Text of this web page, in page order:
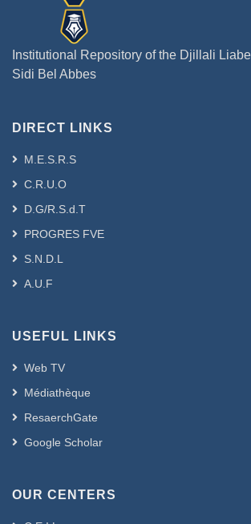
Institutional Repository of the Djillali
Sidi Bel Abbes
DIRECT LINKS
M.E.S.R.S
C.R.U.O
D.G/R.S.d.T
PROGRES FVE
S.N.D.L
A.U.F
USEFUL LINKS
Web TV
Médiathèque
ResaerchGate
Google Scholar
OUR CENTERS